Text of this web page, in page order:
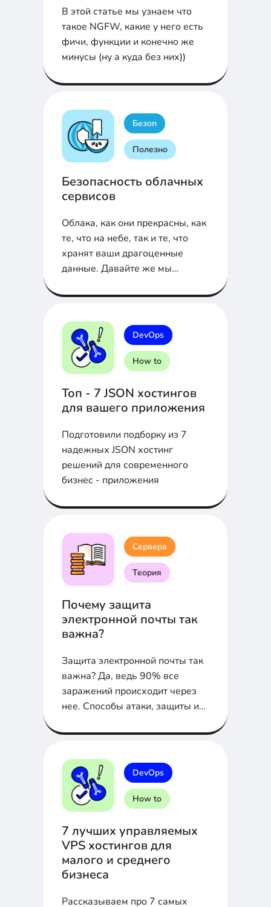
В этой статье мы узнаем что
такое NGFW, какие у него есть
фичи, функции и конечно же
минусы (ну а куда без них))
Безоп
Полезно
Безопасность облачных
сервисов
Облака, как они прекрасны, как
те, что на небе, так и те, что
хранят ваши драгоценные
данные. Давайте же мы
безопасности данных в
DevOps
How to
Топ - 7 JSON хостингов
для вашего приложения
Подготовили подборку из 7
надежных JSON хостинг
решений для современного
бизнес - приложения
Сервера
Теория
Почему защита
электронной почты так
важна?
Защита электронной почты так
важна? Да, ведь 90% все
заражений происходит через
нее. Способы атаки, защиты и
DevOps
How to
7 лучших управляемых
VPS хостингов для
малого и среднего
бизнеса
Рассказываем про 7 самых